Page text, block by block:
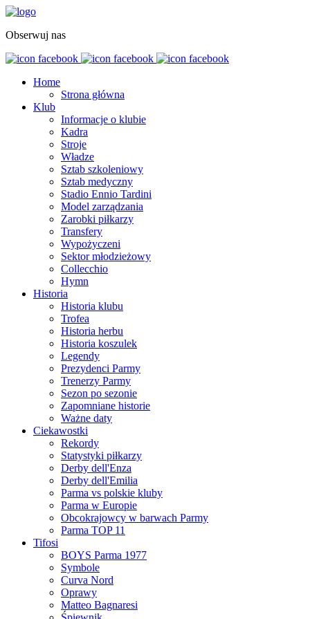
Obserwuj nas
Home
Strona główna
Klub
Informacje o klubie
Kadra
Stroje
Władze
Sztab szkoleniowy
Sztab medyczny
Stadio Ennio Tardini
Model zarządzania
Zarobki piłkarzy
Transfery
Wypożyczeni
Sektor młodzieżowy
Collecchio
Hymn
Historia
Historia klubu
Trofea
Historia herbu
Historia koszulek
Legendy
Prezydenci Parmy
Trenerzy Parmy
Sezon po sezonie
Zapomniane historie
Ważne daty
Ciekawostki
Rekordy
Statystyki piłkarzy
Derby dell'Enza
Derby dell'Emilia
Parma vs polskie kluby
Parma w Europie
Obcokrajowcy w barwach Parmy
Parma TOP 11
Tifosi
BOYS Parma 1977
Symbole
Curva Nord
Oprawy
Matteo Bagnaresi